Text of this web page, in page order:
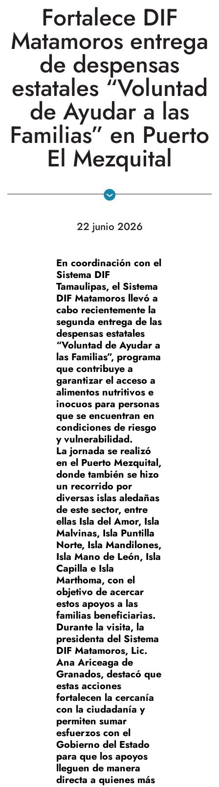
Fortalece DIF
Matamoros entrega
de despensas
estatales “Voluntad
de Ayudar a las
Familias” en Puerto
El Mezquital
22 junio 2026
En coordinación con el
Sistema DIF
Tamaulipas, el Sistema
DIF Matamoros llevó a
cabo recientemente la
segunda entrega de las
despensas estatales
“Voluntad de Ayudar a
las Familias”, programa
que contribuye a
garantizar el acceso a
alimentos nutritivos e
inocuos para personas
que se encuentran en
condiciones de riesgo
y vulnerabilidad.
La jornada se realizó
en el Puerto Mezquital,
donde también se hizo
un recorrido por
diversas islas aledañas
de este sector, entre
ellas Isla del Amor, Isla
Malvinas, Isla Puntilla
Norte, Isla Mandilones,
Isla Mano de León, Isla
Capilla e Isla
Marthoma, con el
objetivo de acercar
estos apoyos a las
familias beneficiarias.
Durante la visita, la
presidenta del Sistema
DIF Matamoros, Lic.
Ana Ariceaga de
Granados, destacó que
estas acciones
fortalecen la cercanía
con la ciudadanía y
permiten sumar
esfuerzos con el
Gobierno del Estado
para que los apoyos
lleguen de manera
directa a quienes más